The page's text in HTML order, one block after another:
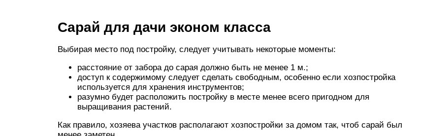
Сарай для дачи эконом класса
Выбирая место под постройку, следует учитывать некоторые моменты:
расстояние от забора до сарая должно быть не менее 1 м.;
доступ к содержимому следует сделать свободным, особенно если хозпостройка
используется для хранения инструментов;
разумно будет расположить постройку в месте менее всего пригодном для
выращивания растений.
Как правило, хозяева участков располагают хозпостройки за домом так, чтоб сарай был